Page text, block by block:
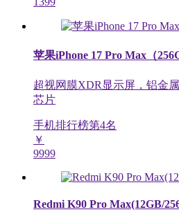
苹果iPhone 17 Pro Max（
超视网膜XDR显示屏，铝金
芯片
手机排行榜第4名
￥
9999
Redmi K90 Pro Max(12GB/